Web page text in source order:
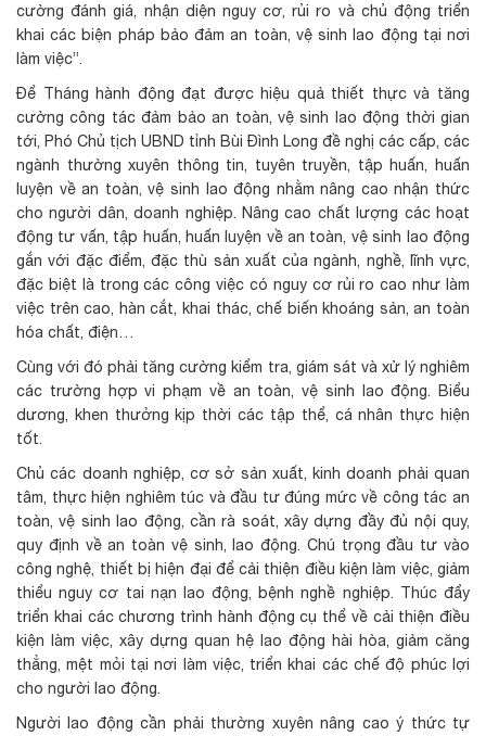
cường đánh giá, nhận diện nguy cơ, rủi ro và chủ động triển
khai các biện pháp bảo đảm an toàn, vệ sinh lao động tại nơi
làm việc”.
Để Tháng hành động đạt được hiệu quả thiết thực và tăng
cường công tác đảm bảo an toàn, vệ sinh lao động thời gian
tới, Phó Chủ tịch UBND tỉnh Bùi Đình Long đề nghị các cấp, các
ngành thường xuyên thông tin, tuyên truyền, tập huấn, huấn
luyện về an toàn, vệ sinh lao động nhằm nâng cao nhận thức
cho người dân, doanh nghiệp. Nâng cao chất lượng các hoạt
động tư vấn, tập huấn, huấn luyện về an toàn, vệ sinh lao động
gắn với đặc điểm, đặc thù sản xuất của ngành, nghề, lĩnh vực,
đặc biệt là trong các công việc có nguy cơ rủi ro cao như làm
việc trên cao, hàn cắt, khai thác, chế biến khoáng sản, an toàn
hóa chất, điện…
Cùng với đó phải tăng cường kiểm tra, giám sát và xử lý nghiêm
các trường hợp vi phạm về an toàn, vệ sinh lao động. Biểu
dương, khen thưởng kịp thời các tập thể, cá nhân thực hiện
tốt.
Chủ các doanh nghiệp, cơ sở sản xuất, kinh doanh phải quan
tâm, thực hiện nghiêm túc và đầu tư đúng mức về công tác an
toàn, vệ sinh lao động, cần rà soát, xây dựng đầy đủ nội quy,
quy định về an toàn vệ sinh, lao động. Chú trọng đầu tư vào
công nghệ, thiết bị hiện đại để cải thiện điều kiện làm việc, giảm
thiểu nguy cơ tai nạn lao động, bệnh nghề nghiệp. Thúc đẩy
triển khai các chương trình hành động cụ thể về cải thiện điều
kiện làm việc, xây dựng quan hệ lao động hài hòa, giảm căng
thẳng, mệt mỏi tại nơi làm việc, triển khai các chế độ phúc lợi
cho người lao động.
Người lao động cần phải thường xuyên nâng cao ý thức tự